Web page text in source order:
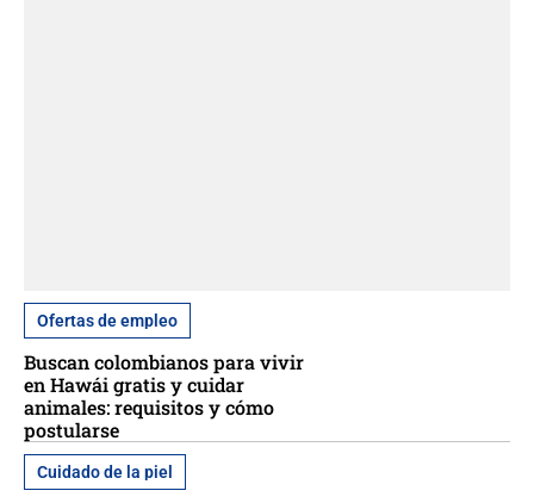
Ofertas de empleo
Buscan colombianos para vivir
en Hawái gratis y cuidar
animales: requisitos y cómo
postularse
Cuidado de la piel